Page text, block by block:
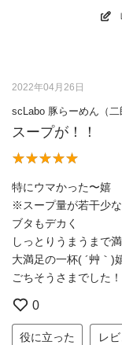
2022年04月26日
scLabo 豚らーめん（二
スープが！！
特にウマかった〜嬉
※スープ量が若干少
ブタもデカく
しっとりうまうまで
大満足の一杯( ´艸｀)
ごちそうさまでした！
0
役に立った レ